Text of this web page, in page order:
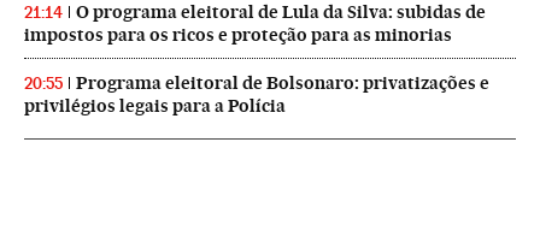
21:14
O programa eleitoral de Lula da Silva: subidas de
impostos para os ricos e proteção para as minorias
20:55
Programa eleitoral de Bolsonaro: privatizações e
privilégios legais para a Polícia